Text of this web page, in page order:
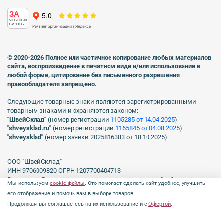
ЗА
ЧЕСТНЫЙ
БИЗНЕС
© 2020-2026 Полное или частичное копирование любых материалов
сайта, воспроизведение в печатном виде и/или использование в
любой форме, цитирование без письменного разрешения
правообладателя запрещено.
Следующие товарные знаки являются зарегистрированными
товарным знаками и охраняются законом:
"ШвейСклад" (номер регистрации 1105285 от 14.04.2025)
"shveуsklad.ru" (номер регистрации 1165845 от 04.08.2025)
"shveysklad" (номер заявки 2025816383 от 18.10.2025)
ООО "ШвейСклад"
ИНН 9706009820 ОГРН 1207700404713
Включен в Реестр операторов, осуществляющих обработку
персональных данных Роскомнадзора рег. № 77-23-150255, Приказ
№231 от 16.06.2023.
Мы используем cookie-файлы. Это помогает сделать сайт удобнее, улучшить
его отображение и помочь вам в выборе товаров.
Продолжая, вы соглашаетесь на их использование и с Офертой.